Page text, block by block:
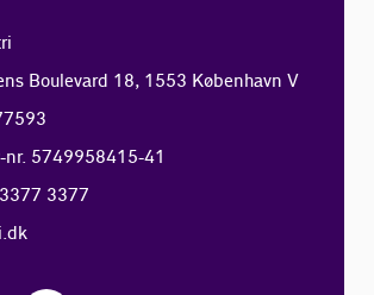
Boulevard 18, 1553 København V
nr. 5749958415-41
3377